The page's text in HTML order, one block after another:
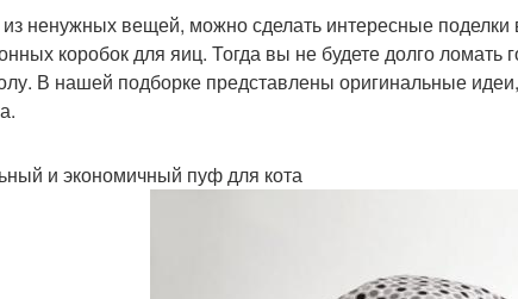
ненужных вещей, можно сделать интересные
коробок для яиц. Тогда вы не будете долго ломать
В нашей подборке представлены оригинальные
и экономичный пуф для кота